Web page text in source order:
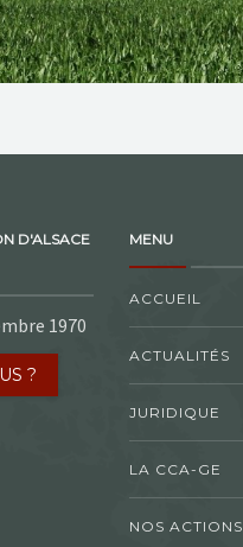
D'ALSACE
1970
?
MENU
ACCUEIL
ACTUALITÉS
JURIDIQUE
LA CCA-GE
NOS ACTIONS